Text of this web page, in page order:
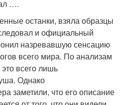
….
останки, взяла образцы
и официальный
назревавшую сенсацию
всего мира. По анализам
это всего лишь
Однако
заметили, что его описание